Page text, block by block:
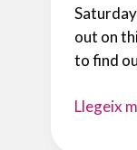
out on
to find
VISITA
Llegeix